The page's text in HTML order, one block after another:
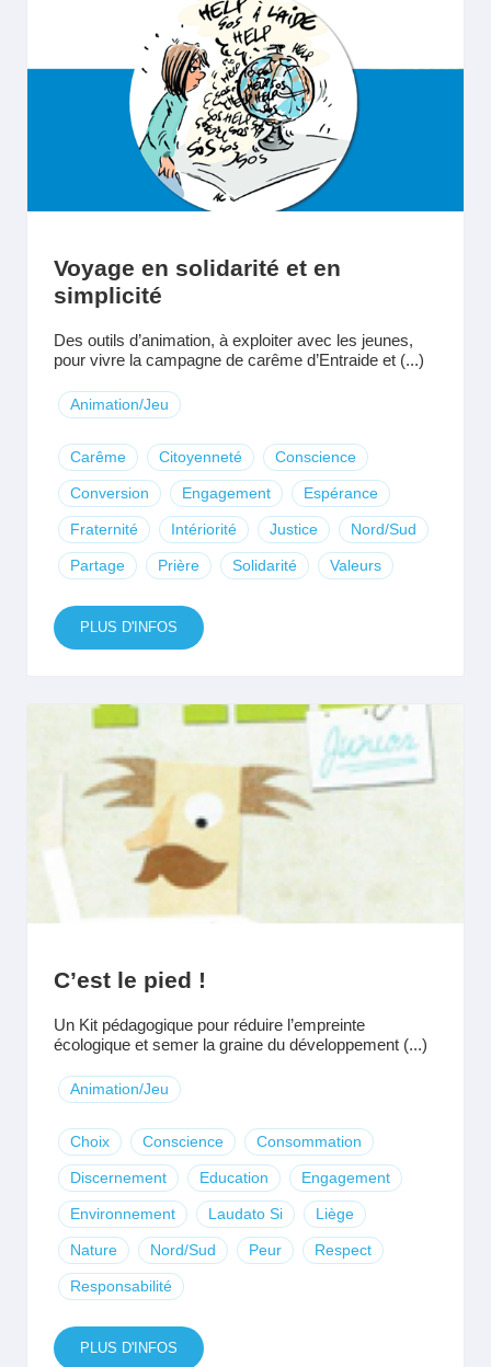
Voyage en solidarité et en
simplicité
Des outils d’animation, à exploiter avec les jeunes,
pour vivre la campagne de carême d’Entraide et (...)
Animation/Jeu
Carême Citoyenneté Conscience
Conversion Engagement Espérance
Fraternité Intériorité Justice Nord/Sud
Partage Prière Solidarité Valeurs
PLUS D'INFOS
C’est le pied !
Un Kit pédagogique pour réduire l’empreinte
écologique et semer la graine du développement (...)
Animation/Jeu
Choix Conscience Consommation
Discernement Education Engagement
Environnement Laudato Si Liège
Nature Nord/Sud Peur Respect
Responsabilité
PLUS D'INFOS